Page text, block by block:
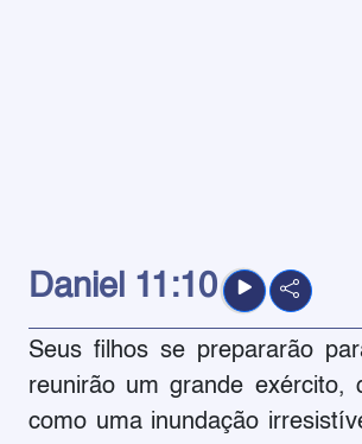
Daniel 11:10
Seus filhos se prepararão
reunirão um grande exército,
como uma inundação